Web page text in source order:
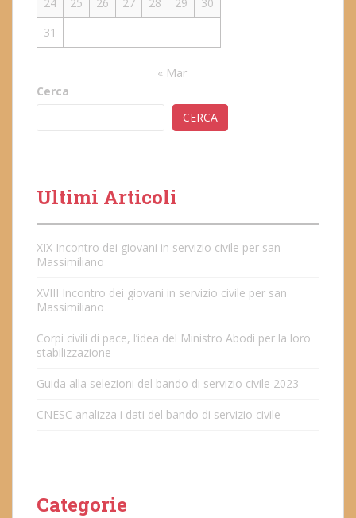
31
« Mar
Cerca
CERCA
Ultimi Articoli
XIX Incontro dei giovani in servizio civile per san
Massimiliano
XVIII Incontro dei giovani in servizio civile per san
Massimiliano
Corpi civili di pace, l’idea del Ministro Abodi per la loro
stabilizzazione
Guida alla selezioni del bando di servizio civile 2023
CNESC analizza i dati del bando di servizio civile
Categorie